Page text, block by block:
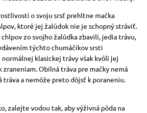
o svoju srsť prehltne mačka
ktoré jej žalúdok nie je schopný stráviť.
zo svojho žalúdka zbavili, jedia trávu,
týchto chumáčikov srsti
klasickej trávy však kvôli jej
Obilná tráva pre mačky nemá
tráva a nemôže pretodôjsť k poraneniu.
zalejte vodou tak, aby výživná pôda na